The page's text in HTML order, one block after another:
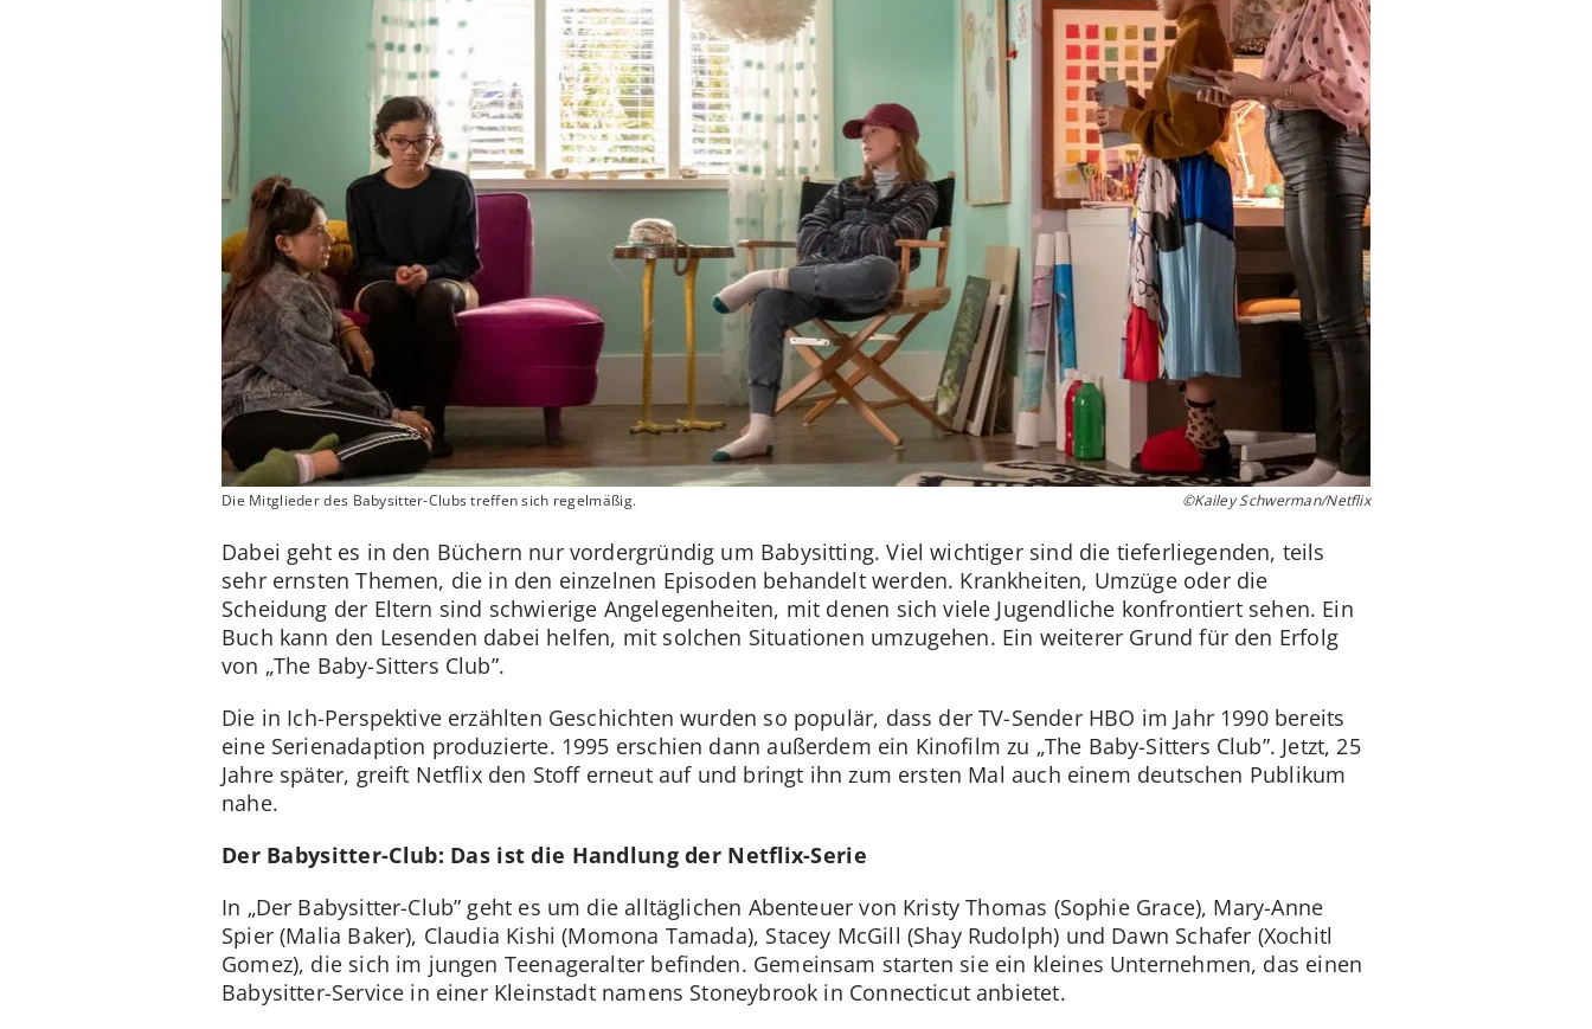
Die Mitglieder des Babysitter-Clubs treffen sich regelmäßig. ©Kailey Schwerman/Netflix
Dabei geht es in den Büchern nur vordergründig um Babysitting. Viel wichtiger sind die tieferliegenden, teils
sehr ernsten Themen, die in den einzelnen Episoden behandelt werden. Krankheiten, Umzüge oder die
Scheidung der Eltern sind schwierige Angelegenheiten, mit denen sich viele Jugendliche konfrontiert sehen. Ein
Buch kann den Lesenden dabei helfen, mit solchen Situationen umzugehen. Ein weiterer Grund für den Erfolg
von „The Baby-Sitters Club”.
Die in Ich-Perspektive erzählten Geschichten wurden so populär, dass der TV-Sender HBO im Jahr 1990 bereits
eine Serienadaption produzierte. 1995 erschien dann außerdem ein Kinofilm zu „The Baby-Sitters Club”. Jetzt, 25
Jahre später, greift Netflix den Stoff erneut auf und bringt ihn zum ersten Mal auch einem deutschen Publikum
nahe.
Der Babysitter-Club: Das ist die Handlung der Netflix-Serie
In „Der Babysitter-Club” geht es um die alltäglichen Abenteuer von Kristy Thomas (Sophie Grace), Mary-Anne
Spier (Malia Baker), Claudia Kishi (Momona Tamada), Stacey McGill (Shay Rudolph) und Dawn Schafer (Xochitl
Gomez), die sich im jungen Teenageralter befinden. Gemeinsam starten sie ein kleines Unternehmen, das einen
Babysitter-Service in einer Kleinstadt namens Stoneybrook in Connecticut anbietet.